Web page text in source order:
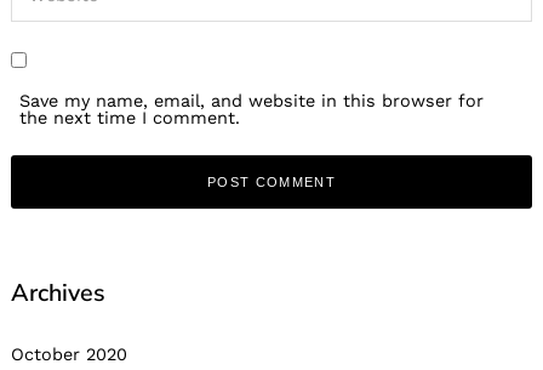
Save my name, email, and website in this browser for
the next time I comment.
Archives
October 2020